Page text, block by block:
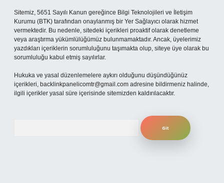
Sitemiz, 5651 Sayılı Kanun gereğince Bilgi Teknolojileri ve İletişim
Kurumu (BTK) tarafından onaylanmış bir Yer Sağlayıcı olarak hizmet
vermektedir. Bu nedenle, sitedeki içerikleri proaktif olarak denetleme
veya araştırma yükümlülüğümüz bulunmamaktadır. Ancak, üyelerimiz
yazdıkları içeriklerin sorumluluğunu taşımakta olup, siteye üye olarak bu
sorumluluğu kabul etmiş sayılırlar.
Hukuka ve yasal düzenlemelere aykırı olduğunu düşündüğünüz
içerikleri, backlinkpanelicomtr@gmail.com adresine bildirmeniz halinde,
ilgili içerikler yasal süre içerisinde sitemizden kaldırılacaktır.